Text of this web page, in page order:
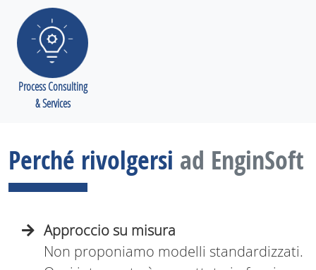
Process Consulting
& Services
Perché rivolgersi ad EnginSoft
Approccio su misura
Non proponiamo modelli standardizzati.